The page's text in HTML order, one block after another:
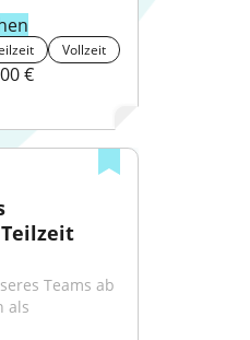
Vollzeit
€
Teams ab
als